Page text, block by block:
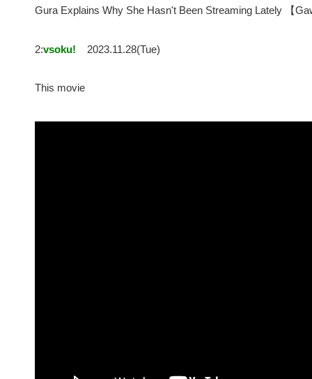
Gura Explains Why She Hasn't Been Streaming Lately 【
2:vsoku! 2023.11.28(Tue)
This movie